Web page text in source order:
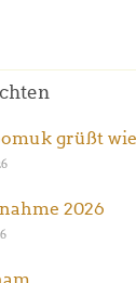
grüßt
2026